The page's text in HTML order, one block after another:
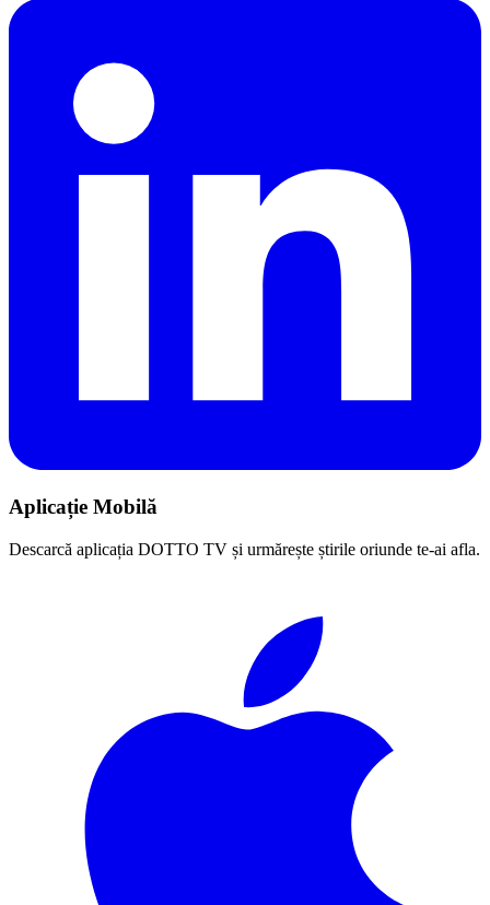
Aplicație Mobilă
Descarcă aplicația DOTTO TV și urmărește știrile oriunde te-ai afla.